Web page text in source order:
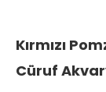
Kırmızı
Cüruf